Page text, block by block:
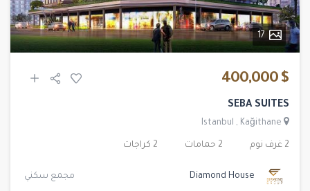
17
$ 400,000
SEBA SUITES
Istanbul , Kağithane
2 غرف نوم 2 حمامات 2 كراجات
Diamond House مجمع سكني